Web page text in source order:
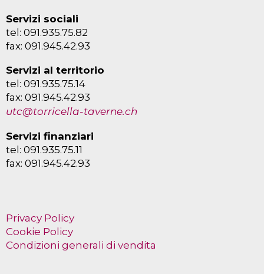
Servizi sociali
tel: 091.935.75.82
fax: 091.945.42.93
Servizi al territorio
tel: 091.935.75.14
fax: 091.945.42.93
utc@torricella-taverne.ch
Servizi finanziari
tel: 091.935.75.11
fax: 091.945.42.93
Privacy Policy
Cookie Policy
Condizioni generali di vendita